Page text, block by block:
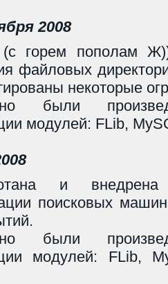
2008
горем пополам
файловых
некоторые
были
модулей: FLib,
и
поисковых
были
модулей: FLib,